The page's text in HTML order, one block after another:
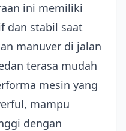
ini memiliki
dan stabil saat
manuver di jalan
terasa mudah
mesin yang
mampu
dengan